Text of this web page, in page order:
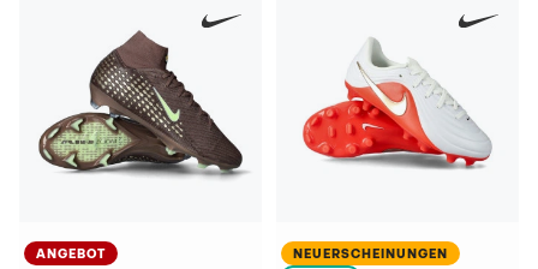
ANGEBOT
NEUERSCHEINUNGEN